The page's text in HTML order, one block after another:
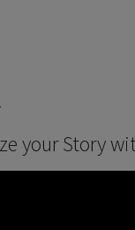
your Story